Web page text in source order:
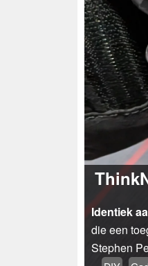
Identiek
die een
Stephen